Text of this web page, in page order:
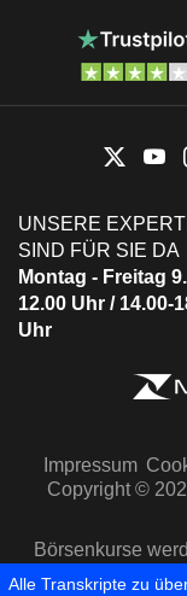
UNSERE
SIND FÜR SIE DA
Montag - Freitag
12.00 Uhr / 14.00-
Uhr
Impressum
Copyright ©
Börsenkurse
Alle Transkripte zu